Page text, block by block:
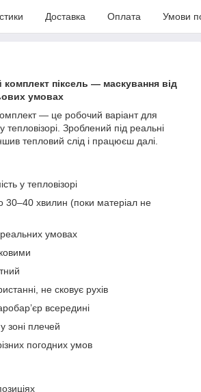
Доставка Оплата Умови
комплект піксель — маскування від
умовах
— це робочий варіант для
тепловізорі. Зроблений під реальні
тепловий слід і працюєш далі.
у тепловізорі
30–40 хвилин (поки матеріал не
умовах
не сковує рухів
всередині
зоні плечей
погодних умов